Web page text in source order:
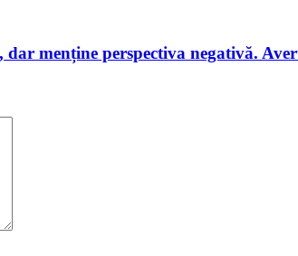
menține perspectiva negativă.